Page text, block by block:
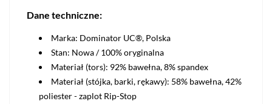
Dane techniczne:
Marka: Dominator UC®, Polska
Stan: Nowa / 100% oryginalna
Materiał (tors): 92% bawełna, 8% spandex
Materiał (stójka, barki, rękawy): 58% bawełna, 42%
poliester - zaplot Rip-Stop